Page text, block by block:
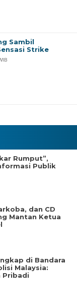
Rumput”,
Publik
dan CD
Mantan Ketua
di Bandara
Malaysia:
Pribadi
Sambil
Strike